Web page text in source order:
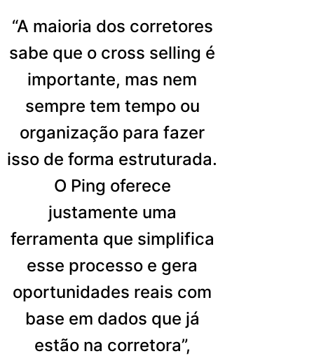
“A maioria dos corretores
sabe que o cross selling é
importante, mas nem
sempre tem tempo ou
organização para fazer
isso de forma estruturada.
O Ping oferece
justamente uma
ferramenta que simplifica
esse processo e gera
oportunidades reais com
base em dados que já
estão na corretora”,